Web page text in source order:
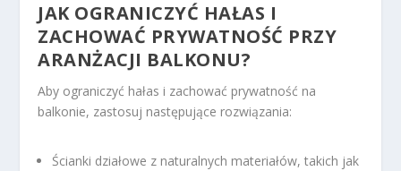
JAK OGRANICZYĆ HAŁAS I
ZACHOWAĆ PRYWATNOŚĆ PRZY
ARANŻACJI BALKONU?
Aby ograniczyć hałas i zachować prywatność na
balkonie, zastosuj następujące rozwiązania:
Ścianki działowe z naturalnych materiałów, takich jak